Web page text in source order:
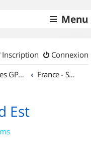
Menu
Connexion
Inscription
Traces GPS de randos VTT France - Sud Est
Est